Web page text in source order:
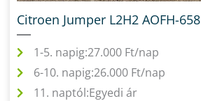
Citroen Jumper L2H2 AOFH-658
1-5. napig:27.000 Ft/nap
6-10. napig:26.000 Ft/nap
11. naptól:Egyedi ár